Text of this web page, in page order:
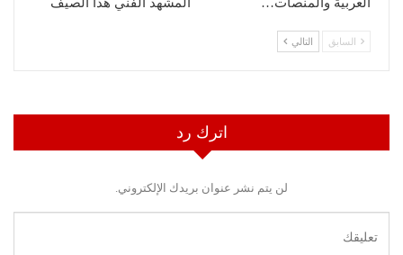
السابق التالي
اترك رد
لن يتم نشر عنوان بريدك الإلكتروني.